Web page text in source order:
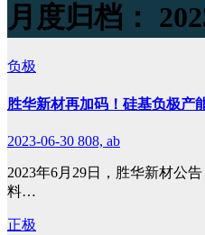
月度归档：
负极
胜华新材再加码！硅基负极产
2023-06-30 808, ab
2023年6月29日，胜华新材公
料…
正极